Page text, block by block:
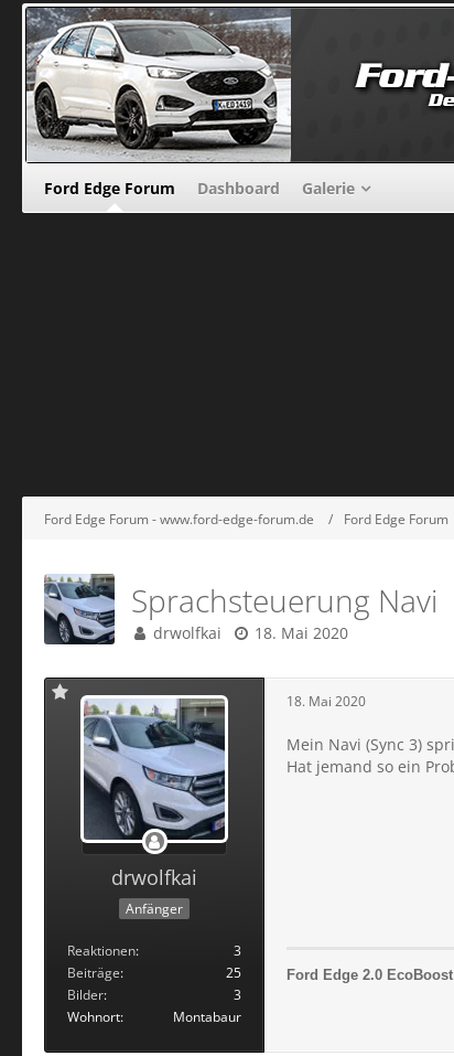
Ford Edge Forum Dashboard Galerie
Ford Edge Forum - www.ford-edge-forum.de Ford Edge Forum
Sprachsteuerung Navi
drwolfkai 18. Mai 2020
drwolfkai
Anfänger
Reaktionen
3
Beiträge
25
Bilder
3
Wohnort
Montabaur
18. Mai 2020
Mein Navi (Sync 3)
Hat jemand so ein
Ford Edge 2.0